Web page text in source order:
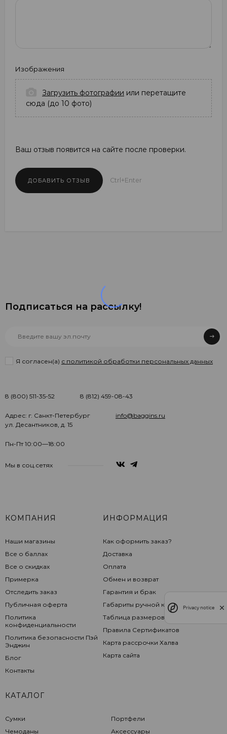
Изображения
Загрузить фотографии или перетащите
сюда (до 10 фото)
Ваш отзыв появится на сайте после проверки.
Ctrl+Enter
Подписаться на рассылкy!
Я согласен(a) с политикой обработки персональных данных
8 (800) 511-35-52 8 (812) 459-08-43
Адрес: г. Санкт-Петербург
ул. Десантников, д. 15
info@baggins.ru
Пн-Пт 10:00—18:00
Мы в соц.сетях
КОМПАНИЯ
Наши магазины
Все о баллах
Все о скидках
Примерка
Отследить заказ
Публичная оферта
Политика
конфиденциальности
Политика безопасности Пэй
Энджин
Блог
Контакты
ИНФОРМАЦИЯ
Как оформить заказ?
Доставка
Оплата
Обмен и возврат
Гарантия и брак
Габариты ручной клади
Таблица размеров
Правила Сертификатов
Карта рассрочки Халва
Карта сайта
КАТАЛОГ
Сумки
Чемоданы
Портфели
Аксессуары
Privacy notice